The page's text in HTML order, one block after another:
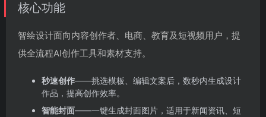
核心功能
智绘设计面向内容创作者、电商、教育及短视频用户，提
供全流程AI创作工具和素材支持。
秒速创作——挑选模板、编辑文案后，数秒内生成设计
作品，提高创作效率。
智能封面——一键生成封面图片，适用于新闻资讯、短